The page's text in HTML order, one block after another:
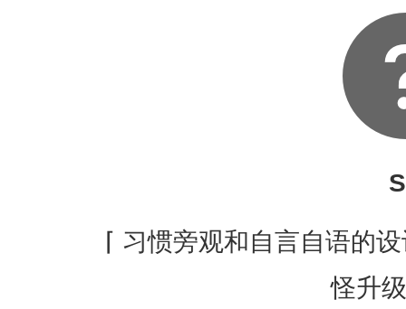
⌈ 习惯旁观和自言自语的
怪升